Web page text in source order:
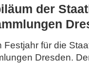
der
Festjahr für die
Dresden.